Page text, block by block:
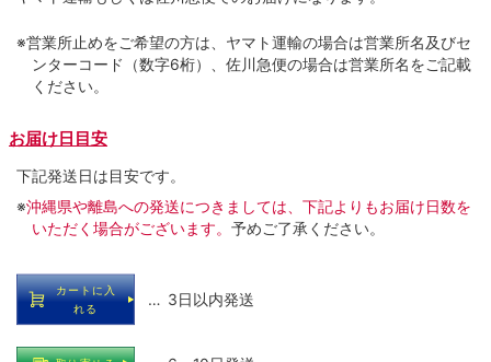
※営業所止めをご希望の方は、ヤマト運輸の場合は営業所名及びセ
ンターコード（数字6桁）、佐川急便の場合は営業所名をご記載
ください。
お届け日目安
下記発送日は目安です。
※沖縄県や離島への発送につきましては、下記よりもお届け日数を
いただく場合がございます。 予めご了承ください。
カートに入
れる
… 3日以内発送